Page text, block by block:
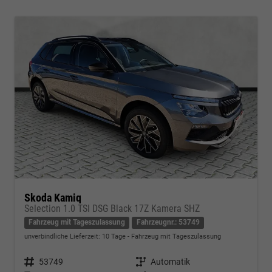
Skoda Kamiq
Selection 1.0 TSI DSG Black 17Z Kamera SHZ
Fahrzeug mit Tageszulassung Fahrzeugnr.: 53749
unverbindliche Lieferzeit: 10 Tage Fahrzeug mit Tageszulassung
Fahrzeugnr. 53749 Getriebe Automatik